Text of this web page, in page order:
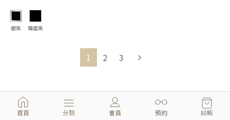
銀黑 霧面黑
1 2 3
首頁 分類 會員 預約 結帳